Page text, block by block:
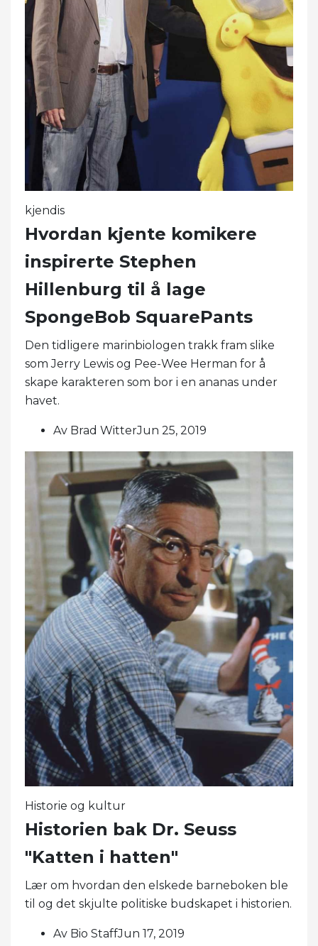
kjendis
Hvordan kjente komikere
inspirerte Stephen
Hillenburg til å lage
SpongeBob SquarePants
Den tidligere marinbiologen trakk fram slike
som Jerry Lewis og Pee-Wee Herman for å
skape karakteren som bor i en ananas under
havet.
Av Brad WitterJun 25, 2019
Historie og kultur
Historien bak Dr. Seuss
"Katten i hatten"
Lær om hvordan den elskede barneboken ble
til og det skjulte politiske budskapet i historien.
Av Bio StaffJun 17, 2019